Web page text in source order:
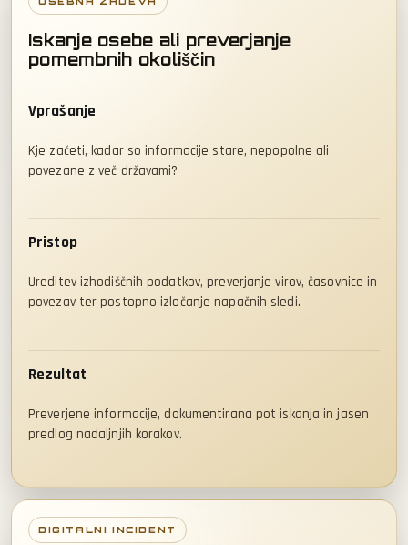
Iskanje osebe ali preverjanje
pomembnih okoliščin
Vprašanje
Kje začeti, kadar so informacije stare, nepopolne ali
povezane z več državami?
Pristop
Ureditev izhodiščnih podatkov, preverjanje virov, časovnice in
povezav ter postopno izločanje napačnih sledi.
Rezultat
Preverjene informacije, dokumentirana pot iskanja in jasen
predlog nadaljnjih korakov.
DIGITALNI INCIDENT